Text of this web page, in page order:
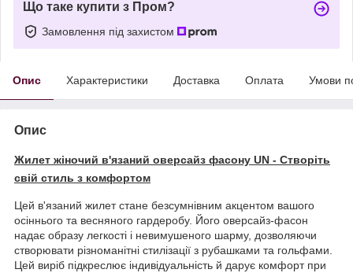
Що таке купити з Пром?
Замовлення під захистом
Опис Характеристики Доставка Оплата Умови
Опис
Жилет жіночий в'язаний оверсайз фасону UN - Створіть
свій стиль з комфортом
Цей в'язаний жилет стане безсумнівним акцентом вашого
осіннього та весняного гардеробу. Його оверсайз-фасон
надає образу легкості і невимушеного шарму, дозволяючи
створювати різноманітні стилізації з рубашками та гольфами.
Цей виріб підкреслює індивідуальність й дарує комфорт при